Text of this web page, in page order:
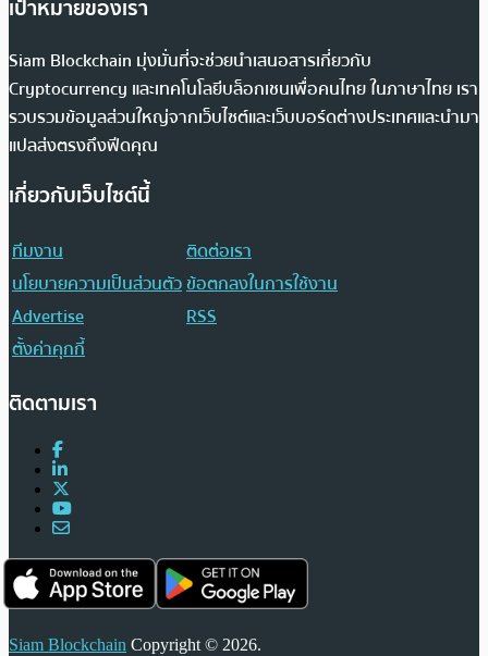
เป้าหมายของเรา
Siam Blockchain มุ่งมั่นที่จะช่วยนำเสนอสารเกี่ยวกับ
Cryptocurrency และเทคโนโลยีบล็อกเชนเพื่อคนไทย ในภาษาไทย เรา
รวบรวมข้อมูลส่วนใหญ่จากเว็บไซต์และเว็บบอร์ดต่างประเทศและนำมา
แปลส่งตรงถึงฟีดคุณ
เกี่ยวกับเว็บไซต์นี้
ทีมงาน
ติดต่อเรา
นโยบายความเป็นส่วนตัวข้อตกลงในการใช้งาน
Advertise
RSS
ตั้งค่าคุกกี้
ติดตามเรา
Siam Blockchain Copyright © 2026.